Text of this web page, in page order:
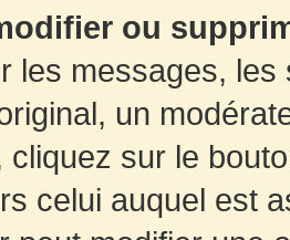
ou
les messages,
un
cliquez sur le
celui auquel est